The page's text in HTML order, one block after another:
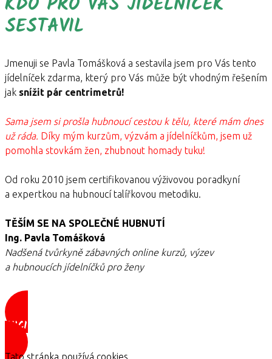
SESTAVIL
Jmenuji se Pavla Tomášková a sestavila jsem pro Vás tento
jídelníček zdarma, který pro Vás může být vhodným řešením
jak snížit pár centrimetrů!
Sama jsem si prošla hubnoucí cestou k tělu, které mám dnes
už ráda. Díky mým kurzům, výzvám a jídelníčkům, jsem už
pomohla stovkám žen, zhubnout homady tuku!
Od roku 2010 jsem certifikovanou výživovou poradkyní
a expertkou na hubnoucí talířkovou metodiku.
TĚŠÍM SE NA SPOLEČNÉ HUBNUTÍ
Ing. Pavla Tomášková
Nadšená tvůrkyně zábavných online kurzů, výzev
a hubnoucích jídelníčků pro ženy
CHCI JÍDELNÍČEK ZDARMA
Tato stránka používá cookies